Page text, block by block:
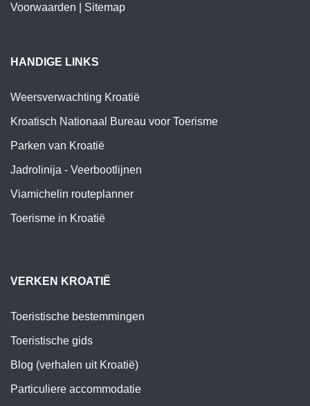
Voorwaarden
Sitemap
HANDIGE LINKS
Weersverwachting Kroatië
Kroatisch Nationaal Bureau voor Toerisme
Parken van Kroatië
Jadrolinija - Veerbootlijnen
Viamichelin routeplanner
Toerisme in Kroatië
VERKEN KROATIË
Toeristische bestemmingen
Toeristische gids
Blog (verhalen uit Kroatië)
Particuliere accommodatie